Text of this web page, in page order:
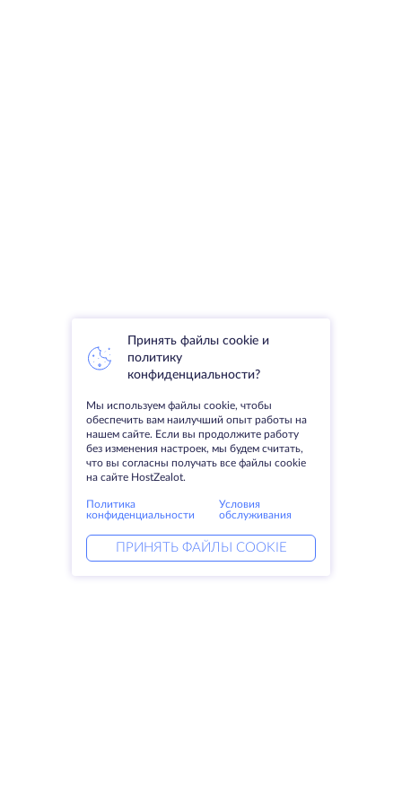
Принять файлы cookie и
политику
конфиденциальности?
Мы используем файлы cookie, чтобы
обеспечить вам наилучший опыт работы на
нашем сайте. Если вы продолжите работу
без изменения настроек, мы будем считать,
что вы согласны получать все файлы cookie
на сайте HostZealot.
Политика
конфиденциальности
Условия
обслуживания
ПРИНЯТЬ ФАЙЛЫ COOKIE